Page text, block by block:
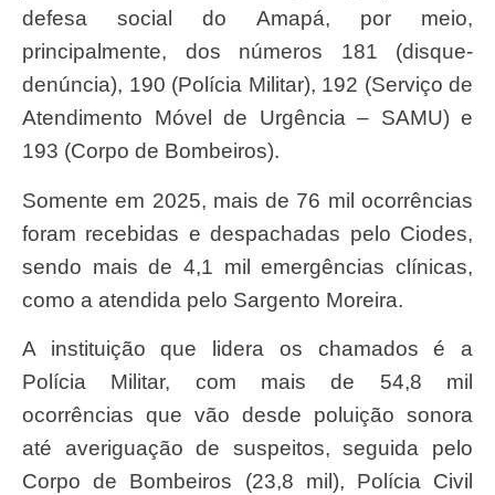
defesa social do Amapá, por meio,
principalmente, dos números 181 (disque-
denúncia), 190 (Polícia Militar), 192 (Serviço de
Atendimento Móvel de Urgência – SAMU) e
193 (Corpo de Bombeiros).
Somente em 2025, mais de 76 mil ocorrências
foram recebidas e despachadas pelo Ciodes,
sendo mais de 4,1 mil emergências clínicas,
como a atendida pelo Sargento Moreira.
A instituição que lidera os chamados é a
Polícia Militar, com mais de 54,8 mil
ocorrências que vão desde poluição sonora
até averiguação de suspeitos, seguida pelo
Corpo de Bombeiros (23,8 mil), Polícia Civil